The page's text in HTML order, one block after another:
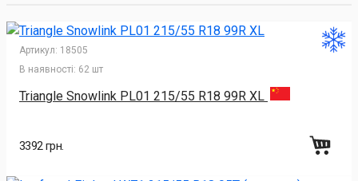
Артикул: 18505
В наявності: 62 шт
Triangle Snowlink PL01 215/55 R18 99R XL
3392 грн.